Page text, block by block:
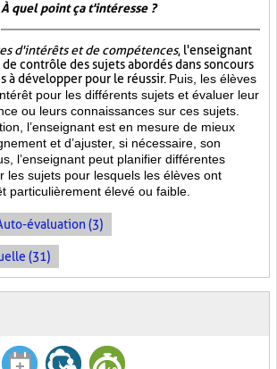
À quel point ça t'intéresse ?
d'intérêts et de compétences, l'enseignant
contrôle des sujets abordés dans son cours
à développer pour le réussir. Puis, les élèves
pour les différents sujets et évaluer leur
ou leurs connaissances sur ces sujets.
l’enseignant est en mesure de mieux
et d’ajuster, si nécessaire, son
l’enseignant peut planifier différentes
les sujets pour lesquels les élèves ont
particulièrement élevé ou faible.
évaluation (3)
(31)